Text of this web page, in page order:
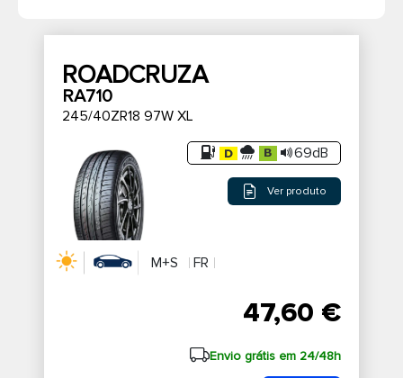
ROADCRUZA
RA710
245/40ZR18 97W XL
69dB
Ver produto
M+S FR
47,60 €
Envio grátis em 24/48h